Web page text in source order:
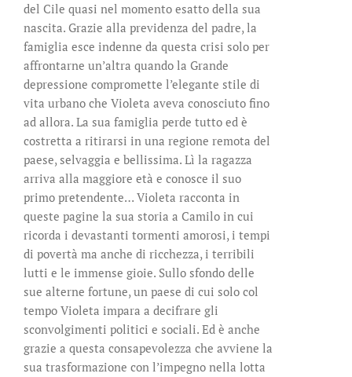
del Cile quasi nel momento esatto della sua
nascita. Grazie alla previdenza del padre, la
famiglia esce indenne da questa crisi solo per
affrontarne un’altra quando la Grande
depressione compromette l’elegante stile di
vita urbano che Violeta aveva conosciuto fino
ad allora. La sua famiglia perde tutto ed è
costretta a ritirarsi in una regione remota del
paese, selvaggia e bellissima. Lì la ragazza
arriva alla maggiore età e conosce il suo
primo pretendente… Violeta racconta in
queste pagine la sua storia a Camilo in cui
ricorda i devastanti tormenti amorosi, i tempi
di povertà ma anche di ricchezza, i terribili
lutti e le immense gioie. Sullo sfondo delle
sue alterne fortune, un paese di cui solo col
tempo Violeta impara a decifrare gli
sconvolgimenti politici e sociali. Ed è anche
grazie a questa consapevolezza che avviene la
sua trasformazione con l’impegno nella lotta